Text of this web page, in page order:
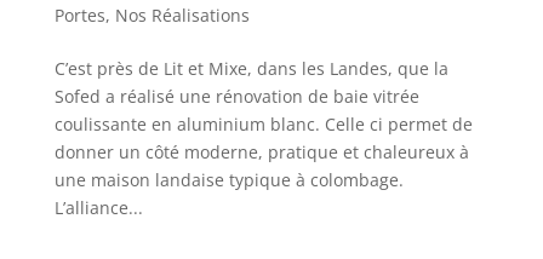
Portes, Nos Réalisations
C’est près de Lit et Mixe, dans les Landes, que la
Sofed a réalisé une rénovation de baie vitrée
coulissante en aluminium blanc. Celle ci permet de
donner un côté moderne, pratique et chaleureux à
une maison landaise typique à colombage.
L’alliance...